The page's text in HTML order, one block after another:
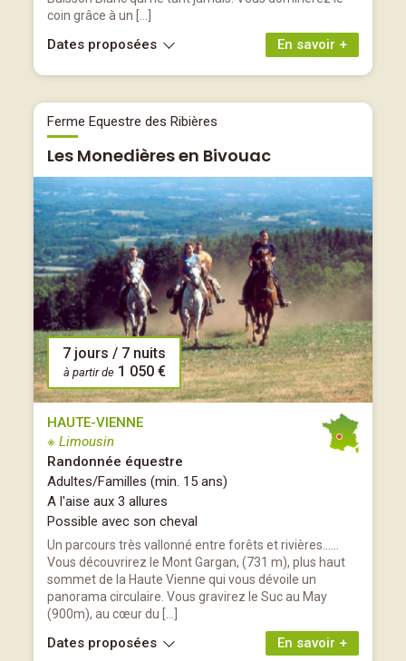
coin grâce à un […]
En savoir +
Dates proposées
Ferme Equestre des Ribières
Les Monedières en Bivouac
7 jours / 7 nuits
à partir de 1 050 €
HAUTE-VIENNE
※ Limousin
Randonnée équestre
Adultes/Familles (min. 15 ans)
A l'aise aux 3 allures
Possible avec son cheval
Un parcours très vallonné entre forêts et rivières……
Vous découvrirez le Mont Gargan, (731 m), plus haut
sommet de la Haute Vienne qui vous dévoile un
panorama circulaire. Vous gravirez le Suc au May
(900m), au cœur du […]
En savoir +
Dates proposées